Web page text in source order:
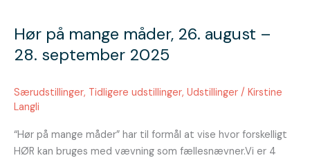
Hør på mange måder, 26. august –
28. september 2025
Særudstillinger, Tidligere udstillinger, Udstillinger / Kirstine
Langli
“Hør på mange måder” har til formål at vise hvor forskelligt
HØR kan bruges med vævning som fællesnævner.Vi er 4
mange
måder,
–
september
2025